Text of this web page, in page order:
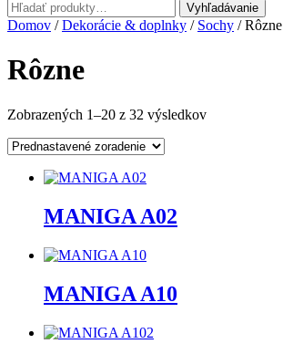
Hľadať:
Vyhľadávanie
Domov /Dekorácie & doplnky / Sochy / Rôzne
Rôzne
Zobrazených 1–20 z 32 výsledkov
MANIGA A02
MANIGA A10